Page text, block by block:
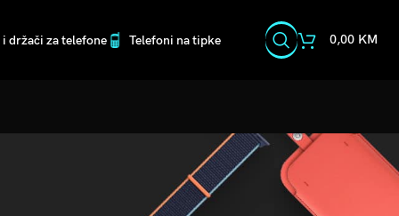
držači za telefone Telefoni na tipke 0,00 KM